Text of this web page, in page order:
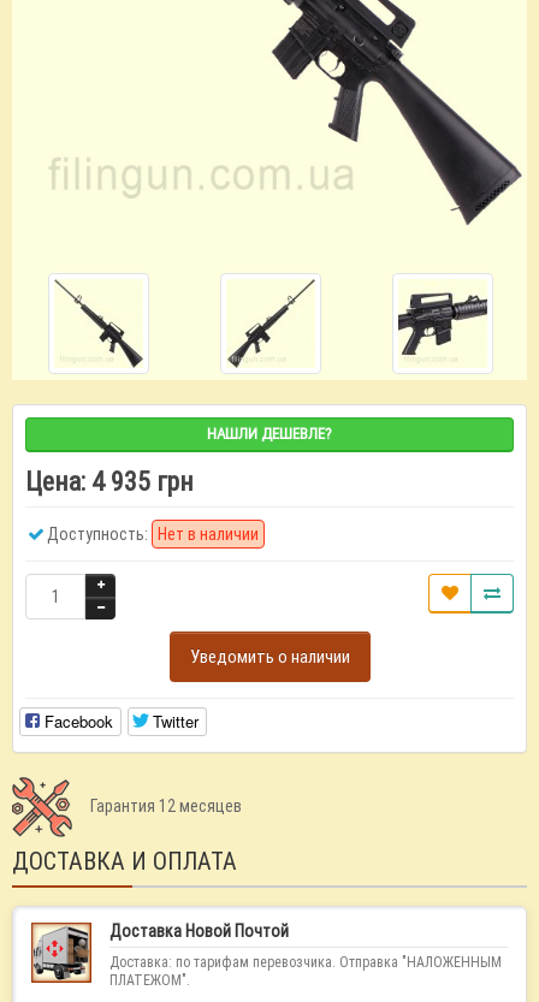
НАШЛИ ДЕШЕВЛЕ?
Цена: 4 935 грн
Доступность: Нет в наличии
Уведомить о наличии
Facebook Twitter
Гарантия 12 месяцев
ДОСТАВКА И ОПЛАТА
Доставка Новой Почтой
Доставка: по тарифам перевозчика. Отправка "НАЛОЖЕННЫМ
ПЛАТЕЖОМ".